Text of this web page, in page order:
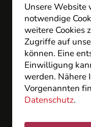
Unsere Website
notwendige
weitere Cookies
Zugriffe auf
können. Eine
Einwilligung
werden. Nähere
Vorgenannten
Datenschutz.
medicum
Wiesbaden GbR
Langenbeckplatz 2
D - 65189